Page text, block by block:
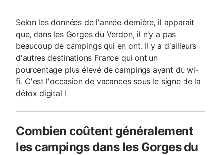
Selon les données de l'année dernière, il apparait
que, dans les Gorges du Verdon, il n'y a pas
beaucoup de campings qui en ont. Il y a d'ailleurs
d'autres destinations France qui ont un
pourcentage plus élevé de campings ayant du wi-
fi. C'est l'occasion de vacances sous le signe de la
détox digital !
Combien coûtent généralement
les campings dans les Gorges du